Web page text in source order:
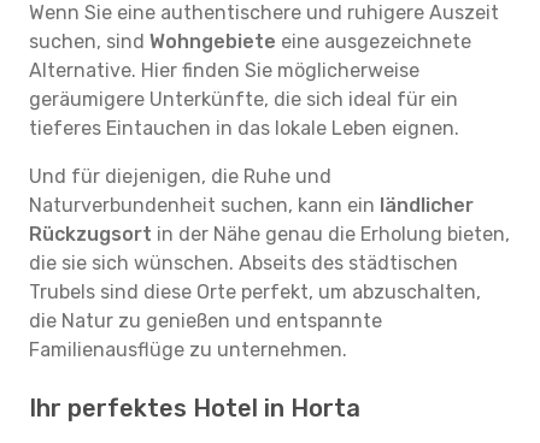
Wenn Sie eine authentischere und ruhigere Auszeit
suchen, sind Wohngebiete eine ausgezeichnete
Alternative. Hier finden Sie möglicherweise
geräumigere Unterkünfte, die sich ideal für ein
tieferes Eintauchen in das lokale Leben eignen.
Und für diejenigen, die Ruhe und
Naturverbundenheit suchen, kann ein ländlicher
Rückzugsort in der Nähe genau die Erholung bieten,
die sie sich wünschen. Abseits des städtischen
Trubels sind diese Orte perfekt, um abzuschalten,
die Natur zu genießen und entspannte
Familienausflüge zu unternehmen.
Ihr perfektes Hotel in Horta